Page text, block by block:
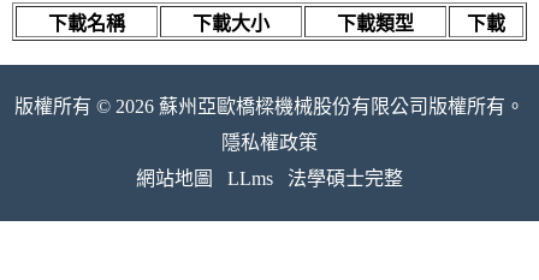
下載名稱 下載大小 下載類型 下載
版權所有 © 2026 蘇州亞歐橋樑機械股份有限公司版權所有。
隱私權政策
網站地圖
LLms 法學碩士完整